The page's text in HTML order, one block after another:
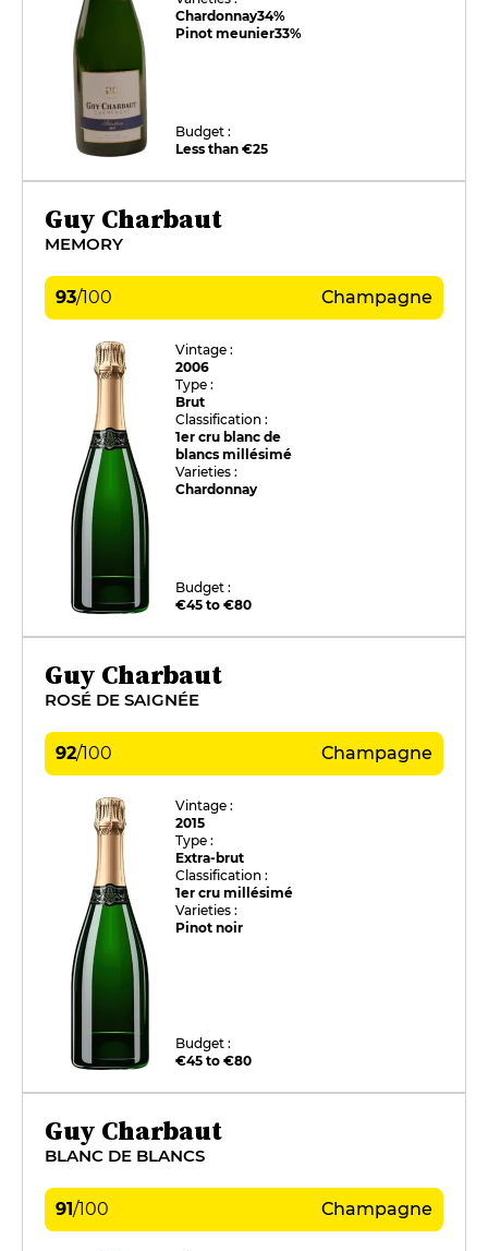
Chardonnay34%
Pinot meunier33%
Budget :
Less than €25
Guy Charbaut
MEMORY
93/100 Champagne
Vintage :
2006
Type :
Brut
Classification :
1er cru blanc de
blancs millésimé
Varieties :
Chardonnay
Budget :
€45 to €80
Guy Charbaut
ROSÉ DE SAIGNÉE
92/100 Champagne
Vintage :
2015
Type :
Extra-brut
Classification :
1er cru millésimé
Varieties :
Pinot noir
Budget :
€45 to €80
Guy Charbaut
BLANC DE BLANCS
91/100 Champagne